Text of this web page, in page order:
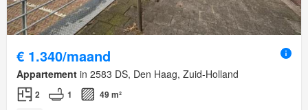
€ 1.340/maand
Appartement in 2583 DS, Den Haag, Zuid-Holland
2 1 49 m²